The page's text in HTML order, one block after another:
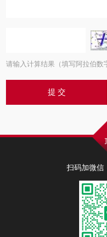
请输入计算结果（填写阿拉伯数
扫码加微信